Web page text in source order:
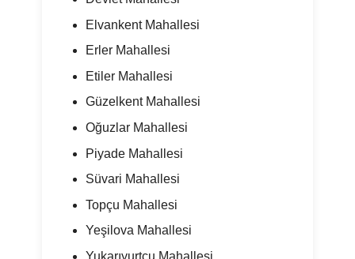
Elvankent Mahallesi
Erler Mahallesi
Etiler Mahallesi
Güzelkent Mahallesi
Oğuzlar Mahallesi
Piyade Mahallesi
Süvari Mahallesi
Topçu Mahallesi
Yeşilova Mahallesi
Yukarıyurtçu Mahallesi